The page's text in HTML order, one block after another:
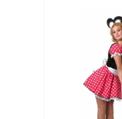
useampi
muunnelma.